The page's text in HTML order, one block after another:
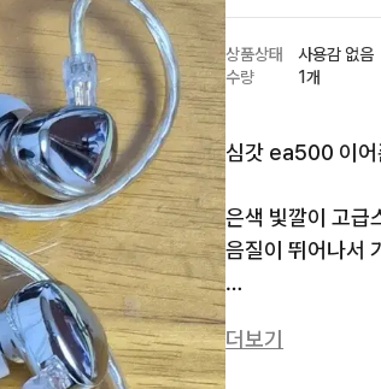
상품상태
사용감 없음
수량
1개
심갓 ea500 이어
은색 빛깔이 고급
음질이 뛰어나서
더보기